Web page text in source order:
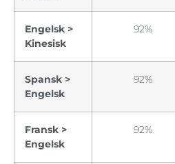
Engelsk >
Kinesisk
92%
Spansk >
Engelsk
92%
Fransk >
Engelsk
92%